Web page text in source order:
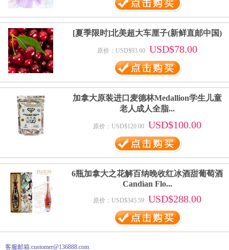
[夏季限时]北美超大车厘子(新鲜直邮中国)
原价：USD$93.60 USD$78.00
加拿大原装进口麦德林Medallion学生儿童
老人成人全脂...
原价：USD$120.00 USD$100.00
6瓶加拿大之花解百纳晚收红冰酒甜葡萄酒
Candian Flo...
原价：USD$345.59 USD$288.00
客服邮箱:customer@136888.com